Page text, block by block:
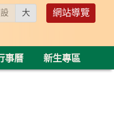
大 網站導覽
事曆 新生專區